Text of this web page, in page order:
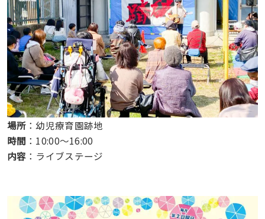
場所 ：幼児療育園跡地
時間 ：10:00〜16:00
内容 ：ライブステージ